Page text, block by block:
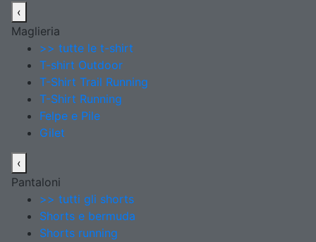
‹
Maglieria
>> tutte le t-shirt
T-shirt Outdoor
T-Shirt Trail Running
T-Shirt Running
Felpe e Pile
Gilet
‹
Pantaloni
>> tutti gli shorts
Shorts e bermuda
Shorts running